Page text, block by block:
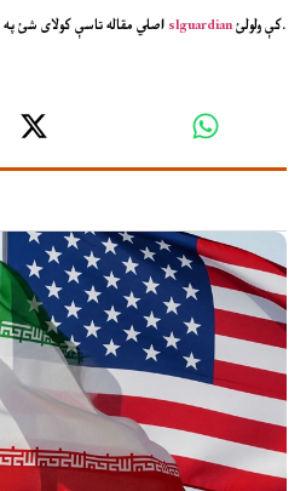
slguardian کې ولولئ.